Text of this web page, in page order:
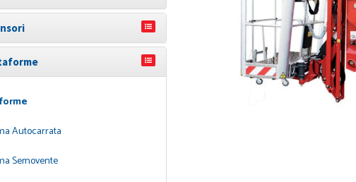
Autocarrata
Semovente